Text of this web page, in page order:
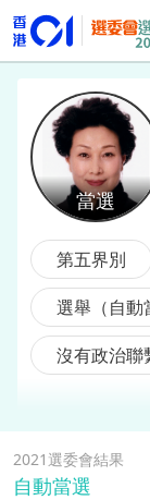
鄭翔玲
第五界別
選舉（自動
沒有政治聯
2021選委會結果
自動當選